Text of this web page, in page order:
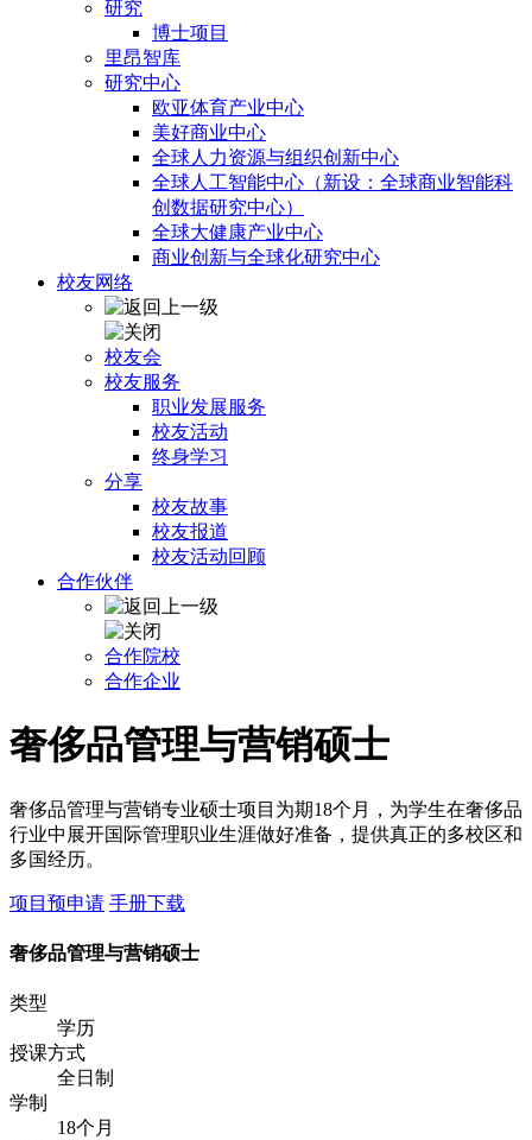
研究
博士项目
里昂智库
研究中心
欧亚体育产业中心
美好商业中心
全球人力资源与组织创新中心
全球人工智能中心（新设：全球商业智能科
创数据研究中心）
全球大健康产业中心
商业创新与全球化研究中心
校友网络
校友会
校友服务
职业发展服务
校友活动
终身学习
分享
校友故事
校友报道
校友活动回顾
合作伙伴
合作院校
合作企业
奢侈品管理与营销硕士
奢侈品管理与营销专业硕士项目为期18个月，为学生在奢侈品
行业中展开国际管理职业生涯做好准备，提供真正的多校区和
多国经历。
项目预申请 手册下载
奢侈品管理与营销硕士
类型
学历
授课方式
全日制
学制
18个月